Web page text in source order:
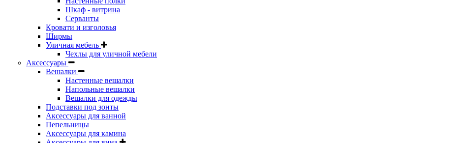
Шкаф - витрина
Серванты
Кровати и изголовья
Ширмы
Уличная мебель
Чехлы для уличной мебели
Аксессуары
Вешалки
Настенные вешалки
Напольные вешалки
Вешалки для одежды
Подставки под зонты
Аксессуары для ванной
Пепельницы
Аксессуары для камина